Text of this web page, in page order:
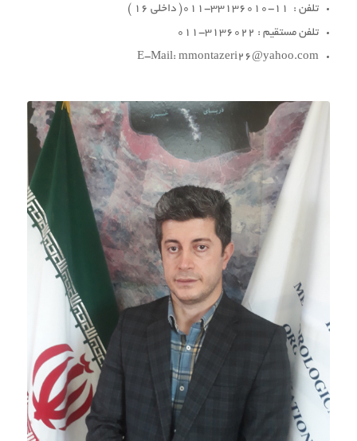
تلفن : 11-33136010-011( داخلی 16 )
تلفن مستقیم : 3136022-011
E-Mail: mmontazeri26@yahoo.com